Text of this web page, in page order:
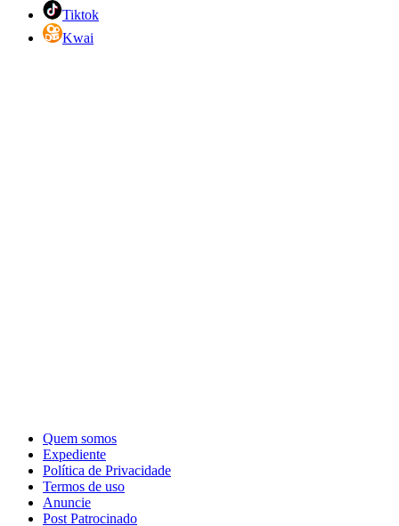
Tiktok
Kwai
Quem somos
Expediente
Política de Privacidade
Termos de uso
Anuncie
Post Patrocinado